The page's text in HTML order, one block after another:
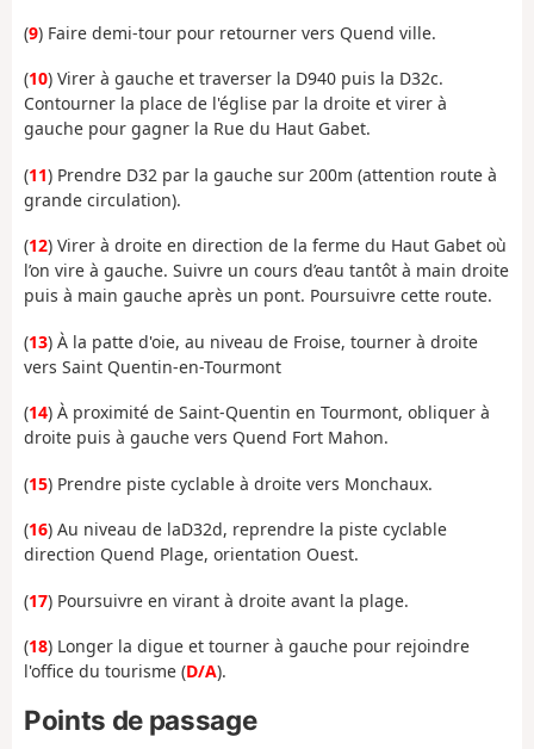
(9) Faire demi-tour pour retourner vers Quend ville.
(10) Virer à gauche et traverser la D940 puis la D32c.
Contourner la place de l'église par la droite et virer à
gauche pour gagner la Rue du Haut Gabet.
(11) Prendre D32 par la gauche sur 200m (attention route à
grande circulation).
(12) Virer à droite en direction de la ferme du Haut Gabet où
l’on vire à gauche. Suivre un cours d’eau tantôt à main droite
puis à main gauche après un pont. Poursuivre cette route.
(13) À la patte d'oie, au niveau de Froise, tourner à droite
vers Saint Quentin-en-Tourmont
(14) À proximité de Saint-Quentin en Tourmont, obliquer à
droite puis à gauche vers Quend Fort Mahon.
(15) Prendre piste cyclable à droite vers Monchaux.
(16) Au niveau de laD32d, reprendre la piste cyclable
direction Quend Plage, orientation Ouest.
(17) Poursuivre en virant à droite avant la plage.
(18) Longer la digue et tourner à gauche pour rejoindre
l'office du tourisme (D/A).
Points de passage